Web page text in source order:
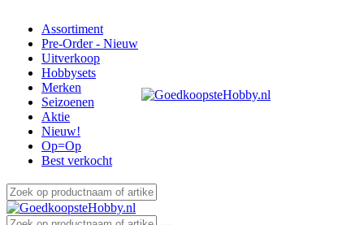
Assortiment
Pre-Order - Nieuw
Uitverkoop
Hobbysets
Merken
Seizoenen
Aktie
Nieuw!
Op=Op
Best verkocht